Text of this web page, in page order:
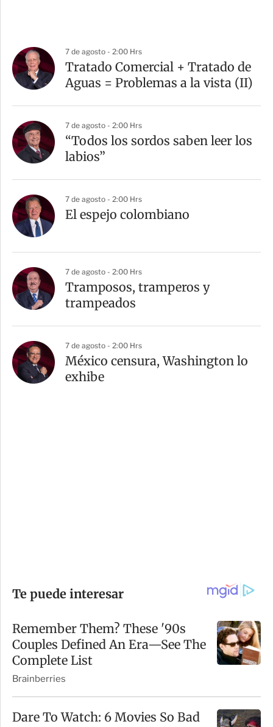
7 de agosto - 2:00 Hrs
Tratado Comercial + Tratado de
Aguas = Problemas a la vista (II)
7 de agosto - 2:00 Hrs
“Todos los sordos saben leer los
labios”
7 de agosto - 2:00 Hrs
El espejo colombiano
7 de agosto - 2:00 Hrs
Tramposos, tramperos y
trampeados
7 de agosto - 2:00 Hrs
México censura, Washington lo
exhibe